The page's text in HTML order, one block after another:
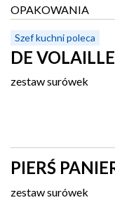
OPAKOWANIA
Szef kuchni poleca
DE VOLAILLE
zestaw surówek
PIERŚ
zestaw surówek